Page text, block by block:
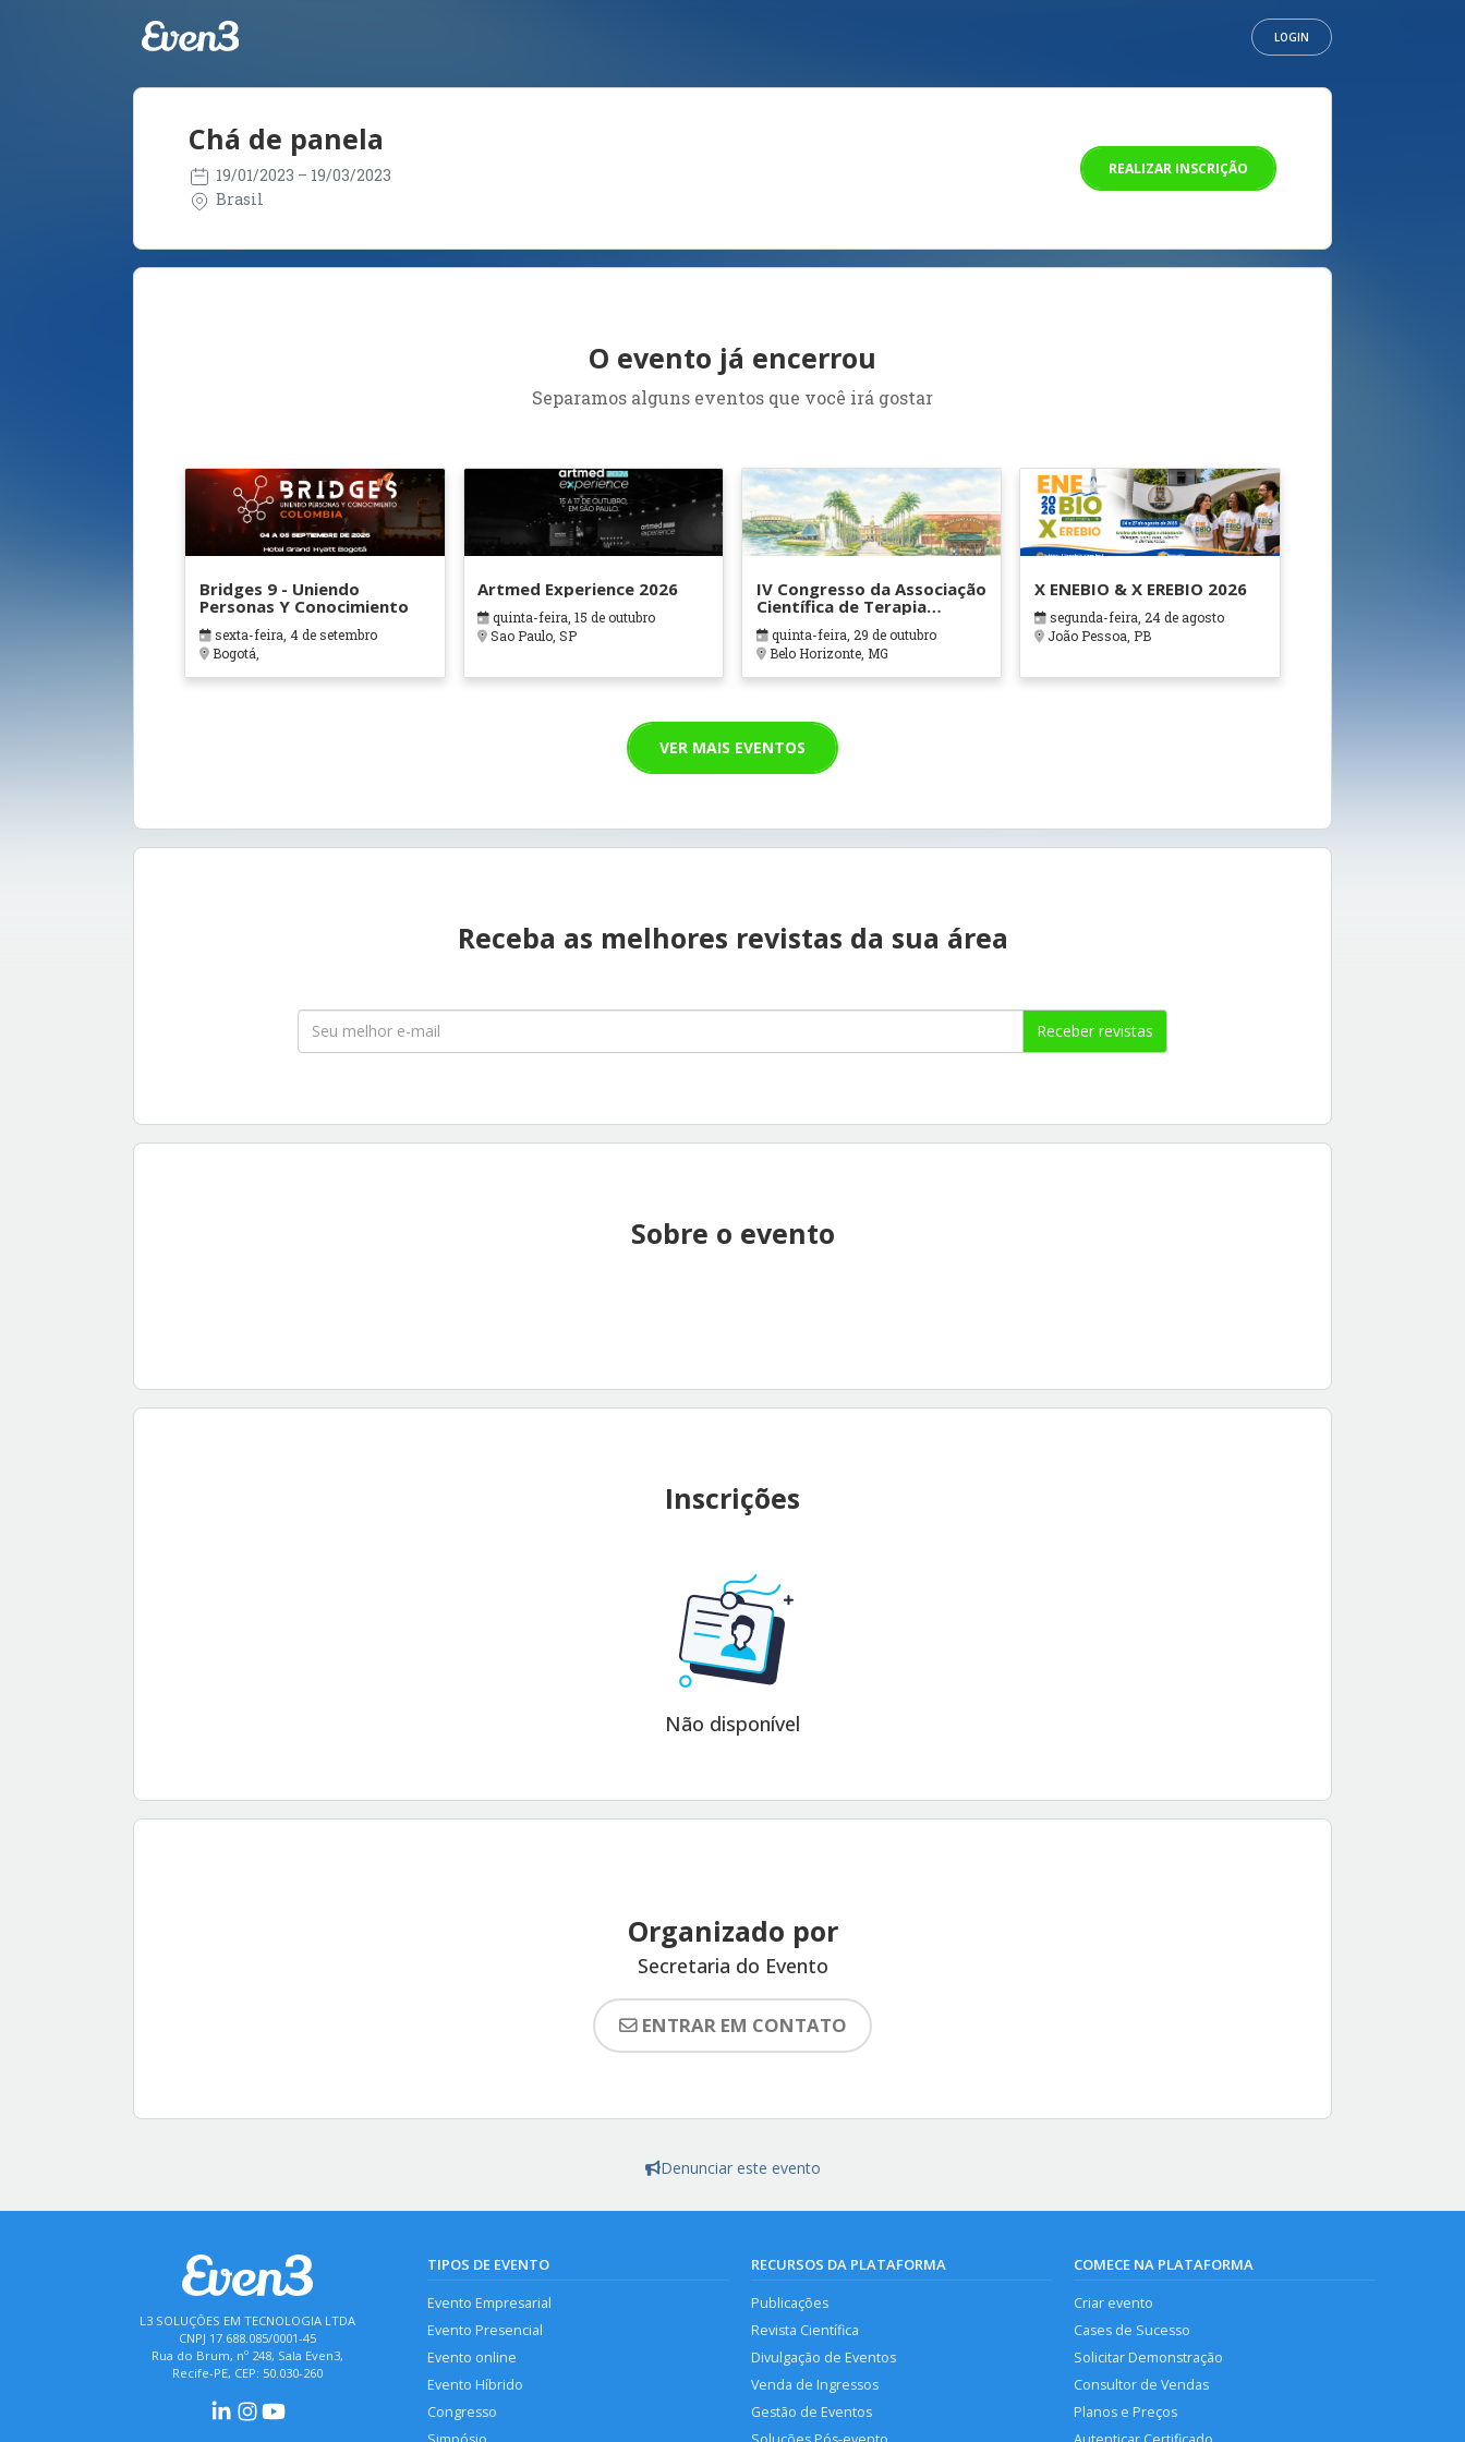
LOGIN
Chá de panela
19/01/2023 – 19/03/2023
Brasil
REALIZAR INSCRIÇÃO
O evento já encerrou
Separamos alguns eventos que você irá gostar
Bridges 9 - Uniendo
Personas Y Conocimiento
sexta-feira, 4 de setembro
Bogotá,
Artmed Experience 2026
quinta-feira, 15 de outubro
Sao Paulo, SP
IV Congresso da Associação
Científica de Terapia
Ocupacional em Contextos
Hospitalares e Cuidados
Paliativos - ATOHOSP
quinta-feira, 29 de outubro
Belo Horizonte, MG
X ENEBIO & X EREBIO 2026
segunda-feira, 24 de agosto
João Pessoa, PB
VER MAIS EVENTOS
Receba as melhores revistas da sua área
Receber revistas
Sobre o evento
Inscrições
Não disponível
Organizado por
Secretaria do Evento
ENTRAR EM CONTATO
Denunciar este evento
L3 SOLUÇÕES EM TECNOLOGIA LTDA
CNPJ 17.688.085/0001-45
Rua do Brum, nº 248, Sala Even3,
Recife-PE, CEP: 50.030-260
TIPOS DE EVENTO
Evento Empresarial
Evento Presencial
Evento online
Evento Híbrido
Congresso
RECURSOS DA PLATAFORMA
Publicações
Revista Científica
Divulgação de Eventos
Venda de Ingressos
Gestão de Eventos
COMECE NA PLATAFORMA
Criar evento
Cases de Sucesso
Solicitar Demonstração
Consultor de Vendas
Planos e Preços